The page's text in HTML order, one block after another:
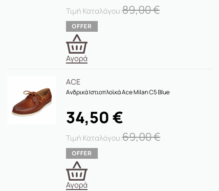
89,00€
Αγορά
ACE
Ανδρικά Ιστιοπλοϊκά Ace Milan C5 Blue
69,00€
34,50 €
Αγορά